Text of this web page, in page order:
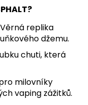
Věrná replika
džemu.
chuti, která
milovníky
vaping zážitků.